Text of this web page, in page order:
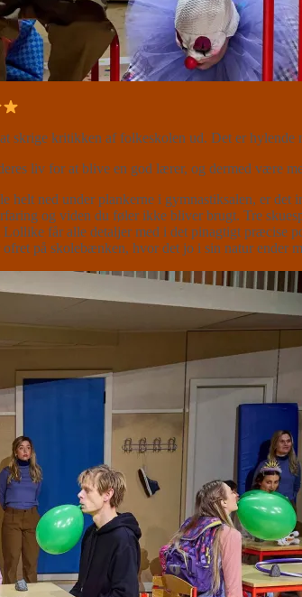
kritikken af folkeskolen ud. Det er hylende
liv for at blive en god lærer, og dermed være
ned under plankerne i gymnastiksalen, er det
og viden du føler ikke bliver brugt. Tre
får alle detaljer med i det pinagtigt præcise
på skolebænken, hvor det jo i sin natur ender